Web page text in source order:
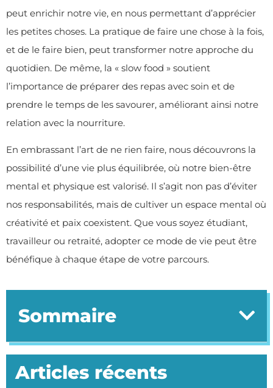
peut enrichir notre vie, en nous permettant d’apprécier
les petites choses. La pratique de faire une chose à la fois,
et de le faire bien, peut transformer notre approche du
quotidien. De même, la « slow food » soutient
l’importance de préparer des repas avec soin et de
prendre le temps de les savourer, améliorant ainsi notre
relation avec la nourriture.
En embrassant l’art de ne rien faire, nous découvrons la
possibilité d’une vie plus équilibrée, où notre bien-être
mental et physique est valorisé. Il s’agit non pas d’éviter
nos responsabilités, mais de cultiver un espace mental où
créativité et paix coexistent. Que vous soyez étudiant,
travailleur ou retraité, adopter ce mode de vie peut être
bénéfique à chaque étape de votre parcours.
Sommaire
Articles récents